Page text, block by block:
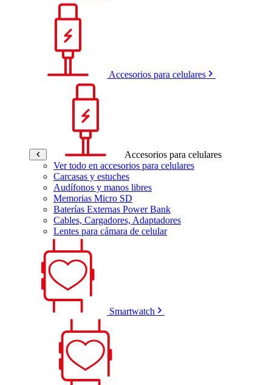
Accesorios para celulares
Accesorios para celulares
Ver todo en accesorios para celulares
Carcasas y estuches
Audífonos y manos libres
Memorias Micro SD
Baterías Externas Power Bank
Cables, Cargadores, Adaptadores
Lentes para cámara de celular
Smartwatch